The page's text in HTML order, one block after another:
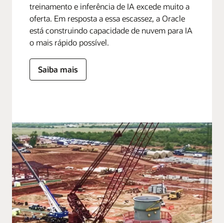
treinamento e inferência de IA excede muito a
oferta. Em resposta a essa escassez, a Oracle
está construindo capacidade de nuvem para IA
o mais rápido possível.
Saiba mais